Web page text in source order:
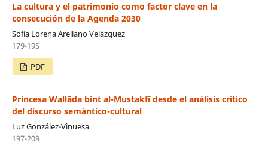
La cultura y el patrimonio como factor clave en la
consecución de la Agenda 2030
Sofía Lorena Arellano Velázquez
179-195
PDF
Princesa Wallāda bint al-Mustakfī desde el análisis crítico
del discurso semántico-cultural
Luz González-Vinuesa
197-209